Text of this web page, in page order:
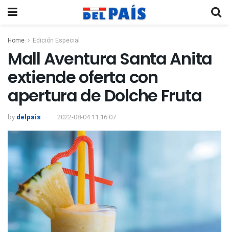
Home Edición Especial
Mall Aventura Santa Anita
extiende oferta con
apertura de Dolche Fruta
by delpais 2022-08-04 11:16:07